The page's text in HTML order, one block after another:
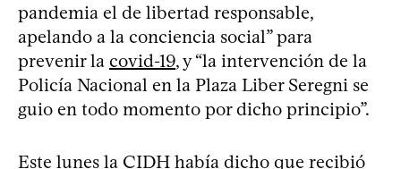
pandemia el de libertad responsable,
apelando a la conciencia social” para
prevenir la covid-19, y “la intervención de la
Policía Nacional en la Plaza Liber Seregni se
guio en todo momento por dicho principio”.
Este lunes la CIDH había dicho que recibió